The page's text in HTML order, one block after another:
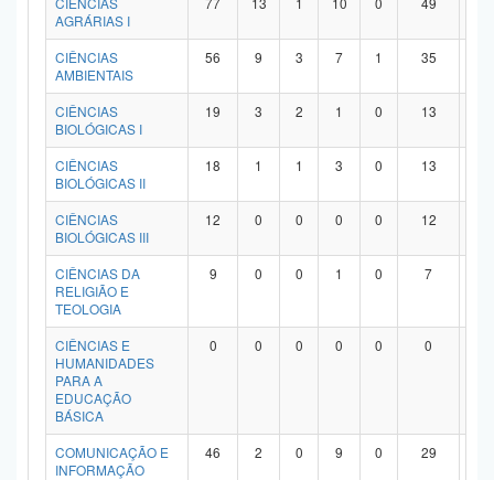
AGRÁRIAS I
CIÊNCIAS
AMBIENTAIS
56 9 3 7 1 35
CIÊNCIAS
BIOLÓGICAS I
19 3 2 1 0 13
CIÊNCIAS
BIOLÓGICAS II
18 1 1 3 0 13
CIÊNCIAS
BIOLÓGICAS III
12 0 0 0 0 12
CIÊNCIAS DA
RELIGIÃO E
TEOLOGIA
9 0 0 1 0 7
CIÊNCIAS E
HUMANIDADES
PARA A
EDUCAÇÃO
BÁSICA
0 0 0 0 0 0
COMUNICAÇÃO E
INFORMAÇÃO
46 2 0 9 0 29